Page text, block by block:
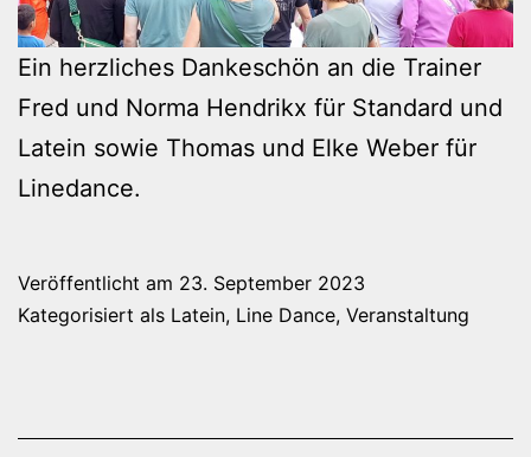
Ein herzliches Dankeschön an die Trainer
Fred und Norma Hendrikx für Standard und
Latein sowie Thomas und Elke Weber für
Linedance.
Veröffentlicht am 23. September 2023
Kategorisiert als Latein, Line Dance, Veranstaltung